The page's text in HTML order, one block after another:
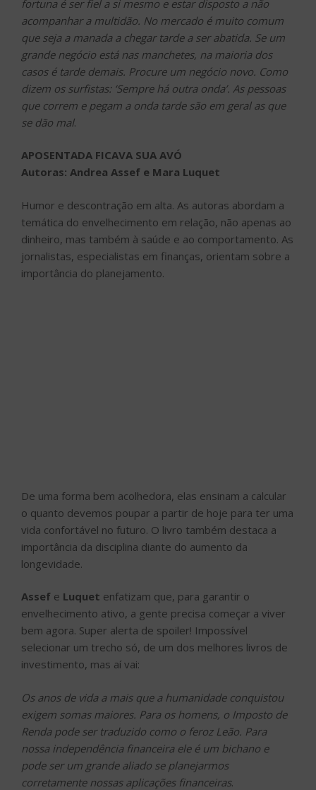
fortuna é ser fiel a si mesmo e estar disposto a não
acompanhar a multidão. No mercado é muito comum
que seja a manada a chegar tarde a ser abatida. Se um
grande negócio está nas manchetes, na maioria dos
casos é tarde demais. Procure um negócio novo. Como
dizem os surfistas: ‘Sempre há outra onda’. As pessoas
que correm e pegam a onda tarde são em geral as que
se dão mal.
APOSENTADA FICAVA SUA AVÓ
Autoras: Andrea Assef e Mara Luquet
Humor e descontração em alta. As autoras abordam a
temática do envelhecimento em relação, não apenas ao
dinheiro, mas também à saúde e ao comportamento. As
jornalistas, especialistas em finanças, orientam sobre a
importância do planejamento.
De uma forma bem acolhedora, elas ensinam a calcular
o quanto devemos poupar a partir de hoje para ter uma
vida confortável no futuro. O livro também destaca a
importância da disciplina diante do aumento da
longevidade.
Assef e Luquet enfatizam que, para garantir o
envelhecimento ativo, a gente precisa começar a viver
bem agora. Super alerta de spoiler! Impossível
selecionar um trecho só, de um dos melhores livros de
investimento, mas aí vai:
Os anos de vida a mais que a humanidade conquistou
exigem somas maiores. Para os homens, o Imposto de
Renda pode ser traduzido como o feroz Leão. Para
nossa independência financeira ele é um bichano e
pode ser um grande aliado se planejarmos
corretamente nossas aplicações financeiras.